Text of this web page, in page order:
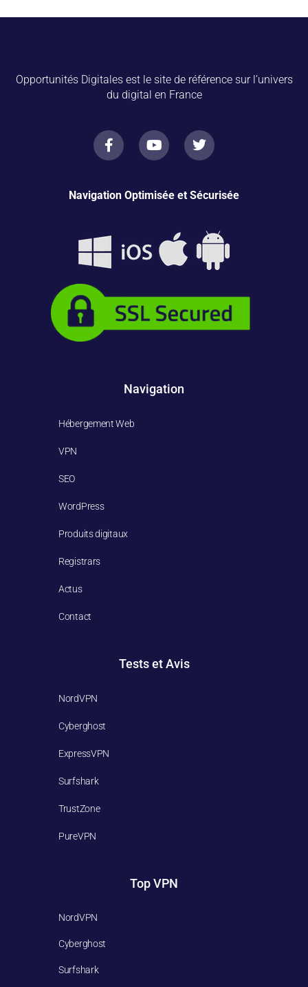
Opportunités Digitales est le site de référence sur l’univers
du digital en France
Navigation Optimisée et Sécurisée
Navigation
Hébergement Web
VPN
SEO
WordPress
Produits digitaux
Registrars
Actus
Contact
Tests et Avis​
NordVPN
Cyberghost
ExpressVPN
Surfshark
TrustZone
PureVPN
Top VPN
NordVPN
Cyberghost
Surfshark